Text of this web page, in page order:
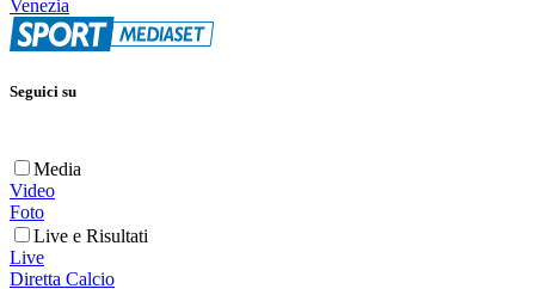
Venezia
Seguici su
Media
Video
Foto
Live e Risultati
Live
Diretta Calcio